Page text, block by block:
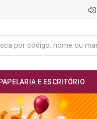
PAPELARIA E ESCRITÓRIO